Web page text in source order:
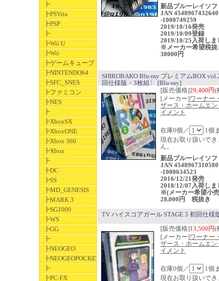
┣
┣PSVita
┣PSP
┣
┣Wii U
┣Wii
┣ゲームキューブ
┣NINTENDO64
┣SFC_SNES
┣ファミコン
┣NES
┣
┣XboxSX
┣XboxONE
┣Xbox 360
┣Xbox
┣
┣DC
┣SS
┣MD_GENESIS
┣MARK 3
┣SG1000
┣WS
┣GG
┣
┣NEOGEO
┣NEOGEOPOCKET
┣
┣PC-FX
新品ブルーレイソフ
JAN 4548967432640
-1000749259
2019/10/16発売
2019/10/09登録
2019/10/25入荷しま
※メーカー希望税抜
38000円
SHIROBAKO Blu-ray プレミアムBOX
回仕様版・3枚組〉 [Blu-ray]
[販売価格]29,400円(
[メーカー]ワーナー
ザース・ホームエン
イメント
在庫0個／
1個
現在お取り扱いでき
ん。
新品ブルーレイソフ
JAN 4548967310580
-1000634523
2016/12/21発売
2018/12/07入荷しま
※(メーカー希望小
28,000円 税抜き
TV ハイスコアガール STAGE 3 初回仕様
[販売価格]13,500円(
[メーカー]ワーナー
ザース・ホームエン
イメント
在庫0個／
1個
現在お取り扱いでき